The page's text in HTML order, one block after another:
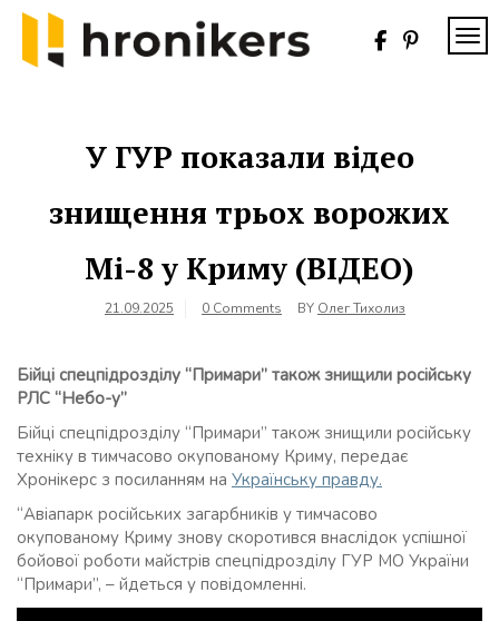
Skip
content
У ГУР показали відео
знищення трьох ворожих
Мі-8 у Криму (ВІДЕО)
21.09.2025 0 Comments BY Олег Тихолиз
Бійці спецпідрозділу “Примари” також знищили російську
РЛС “Небо-у”
Бійці спецпідрозділу “Примари” також знищили російську
техніку в тимчасово окупованому Криму, передає
Хронікерс з посиланням на Українську правду.
“Авіапарк російських загарбників у тимчасово
окупованому Криму знову скоротився внаслідок успішної
бойової роботи майстрів спецпідрозділу ГУР МО України
“Примари”, – йдеться у повідомленні.